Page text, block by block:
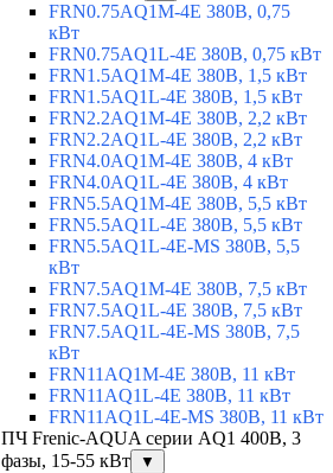
FRN0.75AQ1M-4E 380В, 0,75
кВт
FRN0.75AQ1L-4E 380В, 0,75 кВт
FRN1.5AQ1M-4E 380В, 1,5 кВт
FRN1.5AQ1L-4E 380В, 1,5 кВт
FRN2.2AQ1M-4E 380В, 2,2 кВт
FRN2.2AQ1L-4E 380В, 2,2 кВт
FRN4.0AQ1M-4E 380В, 4 кВт
FRN4.0AQ1L-4E 380В, 4 кВт
FRN5.5AQ1M-4E 380В, 5,5 кВт
FRN5.5AQ1L-4E 380В, 5,5 кВт
FRN5.5AQ1L-4E-MS 380В, 5,5
кВт
FRN7.5AQ1M-4E 380В, 7,5 кВт
FRN7.5AQ1L-4E 380В, 7,5 кВт
FRN7.5AQ1L-4E-MS 380В, 7,5
кВт
FRN11AQ1M-4E 380В, 11 кВт
FRN11AQ1L-4E 380В, 11 кВт
FRN11AQ1L-4E-MS 380В, 11 кВт
ПЧ Frenic-AQUA серии AQ1 400В, 3
фазы, 15-55 кВт
▼